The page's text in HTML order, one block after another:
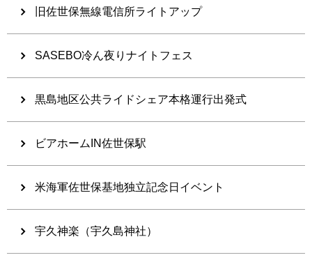
旧佐世保無線電信所ライトアップ
SASEBO冷ん夜りナイトフェス
黒島地区公共ライドシェア本格運行出発式
ビアホームIN佐世保駅
米海軍佐世保基地独立記念日イベント
宇久神楽（宇久島神社）